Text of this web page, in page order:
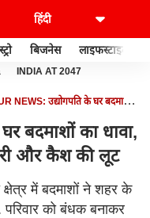
बिजनेस लाइफस्टाइल
INDIA AT 2047
NEWS: उद्योगपति के घर बदमाशों
बदमाशों का धावा,
और कैश की लूट
में बदमाशों ने शहर के
परिवार को बंधक बनाकर